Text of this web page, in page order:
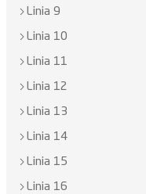
Linia 9
Linia 10
Linia 11
Linia 12
Linia 13
Linia 14
Linia 15
Linia 16